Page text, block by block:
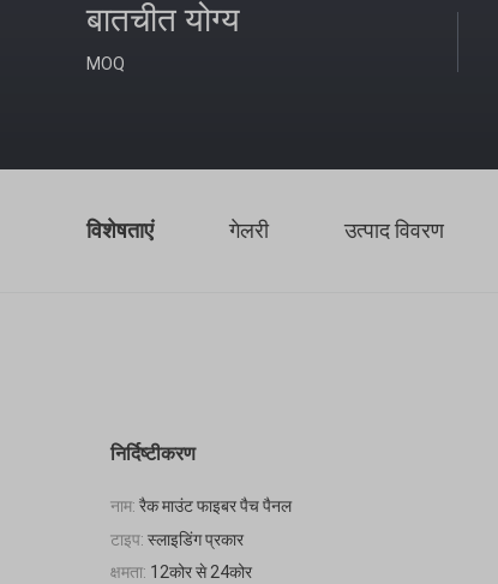
बातचीत योग्य
MOQ
विशेषताएं गेलरी उत्पाद विवरण
निर्दिष्टीकरण
नाम: रैक माउंट फाइबर पैच पैनल
टाइप: स्लाइडिंग प्रकार
क्षमता: 12कोर से 24कोर